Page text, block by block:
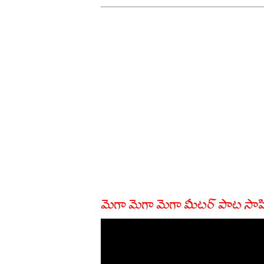
మెగా మెగా మెగా మీటర్ పాట